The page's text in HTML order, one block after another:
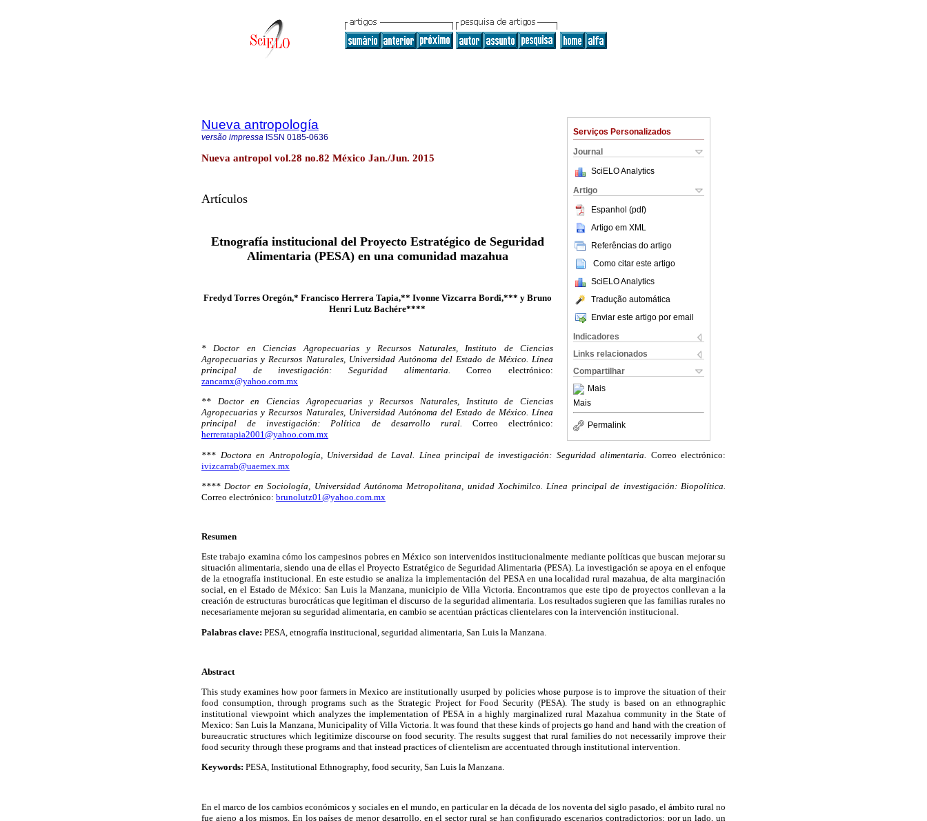
Serviços Personalizados
Journal
SciELO Analytics
Artigo
Espanhol (pdf)
Artigo em XML
Referências do artigo
Como citar este artigo
SciELO Analytics
Tradução automática
Enviar este artigo por email
Indicadores
Links relacionados
Compartilhar
Mais
Mais
Permalink
Nueva antropología
versão impressa ISSN 0185-0636
Nueva antropol vol.28 no.82 México Jan./Jun. 2015
Artículos
Etnografía institucional del Proyecto Estratégico de Seguridad
Alimentaria (PESA) en una comunidad mazahua
Fredyd Torres Oregón,* Francisco Herrera Tapia,** Ivonne Vizcarra Bordi,*** y Bruno
Henri Lutz Bachére****
* Doctor en Ciencias Agropecuarias y Recursos Naturales, Instituto de Ciencias
Agropecuarias y Recursos Naturales, Universidad Autónoma del Estado de México. Línea
principal de investigación: Seguridad alimentaria. Correo electrónico:
zancamx@yahoo.com.mx
** Doctor en Ciencias Agropecuarias y Recursos Naturales, Instituto de Ciencias
Agropecuarias y Recursos Naturales, Universidad Autónoma del Estado de México. Línea
principal de investigación: Política de desarrollo rural. Correo electrónico:
herreratapia2001@yahoo.com.mx
*** Doctora en Antropología, Universidad de Laval. Línea principal de investigación: Seguridad alimentaria.
Correo electrónico:
ivizcarrab@uaemex.mx
**** Doctor en Sociología, Universidad Autónoma Metropolitana, unidad Xochimilco. Línea principal de investigación: Biopolítica.
Correo electrónico: brunolutz01@yahoo.com.mx
Resumen
Este trabajo examina cómo los campesinos pobres en México son intervenidos institucionalmente mediante políticas que buscan mejorar su
situación alimentaria, siendo una de ellas el Proyecto Estratégico de Seguridad Alimentaria (PESA). La investigación se apoya en el enfoque
de la etnografía institucional. En este estudio se analiza la implementación del PESA en una localidad rural mazahua, de alta marginación
social, en el Estado de México: San Luis la Manzana, municipio de Villa Victoria. Encontramos que este tipo de proyectos conllevan a la
creación de estructuras burocráticas que legitiman el discurso de la seguridad alimentaria. Los resultados sugieren que las familias rurales no
necesariamente mejoran su seguridad alimentaria, en cambio se acentúan prácticas clientelares con la intervención institucional.
Palabras clave: PESA, etnografía institucional, seguridad alimentaria, San Luis la Manzana.
Abstract
This study examines how poor farmers in Mexico are institutionally usurped by policies whose purpose is to improve the situation of their
food consumption, through programs such as the Strategic Project for Food Security (PESA). The study is based on an ethnographic
institutional viewpoint which analyzes the implementation of PESA in a highly marginalized rural Mazahua community in the State of
Mexico: San Luis la Manzana, Municipality of Villa Victoria. It was found that these kinds of projects go hand and hand with the creation of
bureaucratic structures which legitimize discourse on food security. The results suggest that rural families do not necessarily improve their
food security through these programs and that instead practices of clientelism are accentuated through institutional intervention.
Keywords: PESA, Institutional Ethnography, food security, San Luis la Manzana.
En el marco de los cambios económicos y sociales en el mundo, en particular en la década de los noventa del siglo pasado, el ámbito rural no
fue ajeno a los mismos. En los países de menor desarrollo, en el sector rural se han configurado escenarios contradictorios: por un lado, un